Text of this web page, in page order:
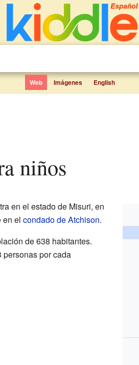
Web Imágenes English
niños
en el estado de Misuri, en
en el condado de Atchison.
de 638 habitantes.
por cada